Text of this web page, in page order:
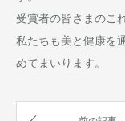
受賞者の皆さまのこ
私たちも美と健康を
めてまいります。